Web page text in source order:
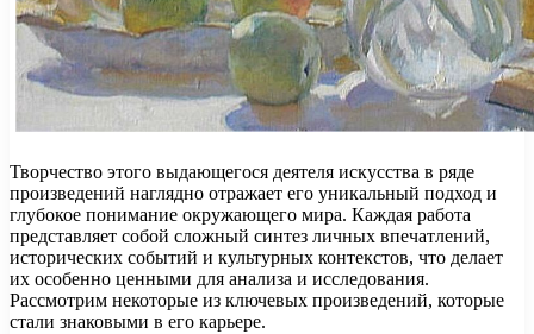
Творчество этого выдающегося деятеля искусства в ряде
произведений наглядно отражает его уникальный подход и
глубокое понимание окружающего мира. Каждая работа
представляет собой сложный синтез личных впечатлений,
исторических событий и культурных контекстов, что делает
их особенно ценными для анализа и исследования.
Рассмотрим некоторые из ключевых произведений, которые
стали знаковыми в его карьере.